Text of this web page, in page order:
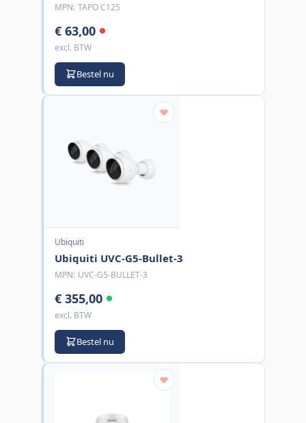
MPN: TAPO C125
€ 63,00
excl. BTW
Bestel nu
Ubiquiti
Ubiquiti UVC-G5-Bullet-3
MPN: UVC-G5-BULLET-3
€ 355,00
excl. BTW
Bestel nu